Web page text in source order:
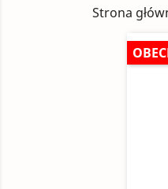
Strona